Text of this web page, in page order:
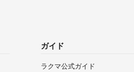
ガイド
ラクマ公式ガイド